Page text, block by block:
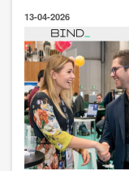
el
de
capital
riesgo
HAZTEN
SCALE-
UP
para
acelerar
13-04-2026